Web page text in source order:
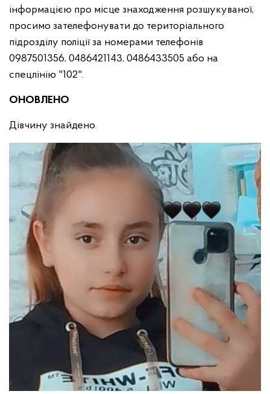
інформацією про місце знаходження розшукуваної,
просимо зателефонувати до територіального
підрозділу поліції за номерами телефонів
0987501356, 0486421143, 0486433505 або на
спецлінію "102".
ОНОВЛЕНО
Дівчину знайдено.